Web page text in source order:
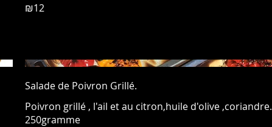
₪12
Salade de Poivron Grillé.
Poivron grillé , l'ail et au citron,huile d'olive ,coriandre.